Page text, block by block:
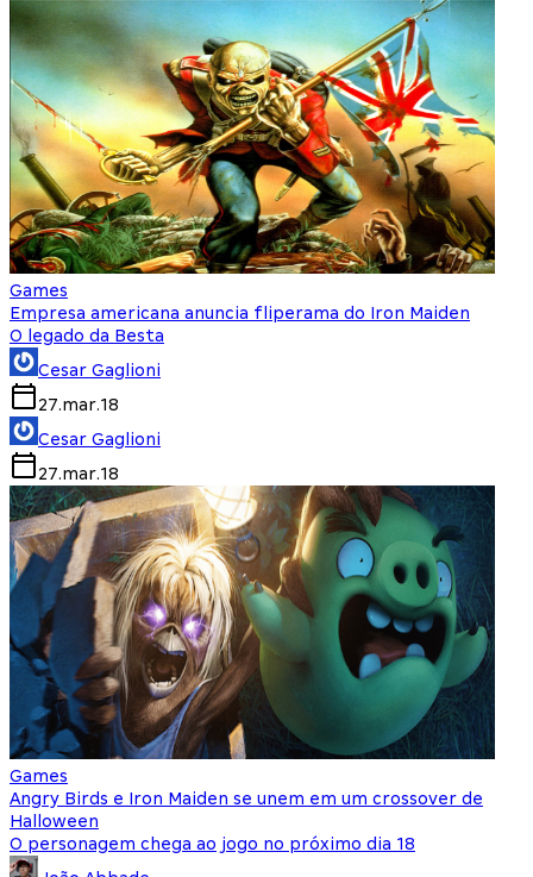
Games
Empresa americana anuncia fliperama do Iron Maiden
O legado da Besta
Cesar Gaglioni
27.mar.18
Cesar Gaglioni
27.mar.18
Games
Angry Birds e Iron Maiden se unem em um crossover de
Halloween
O personagem chega ao jogo no próximo dia 18